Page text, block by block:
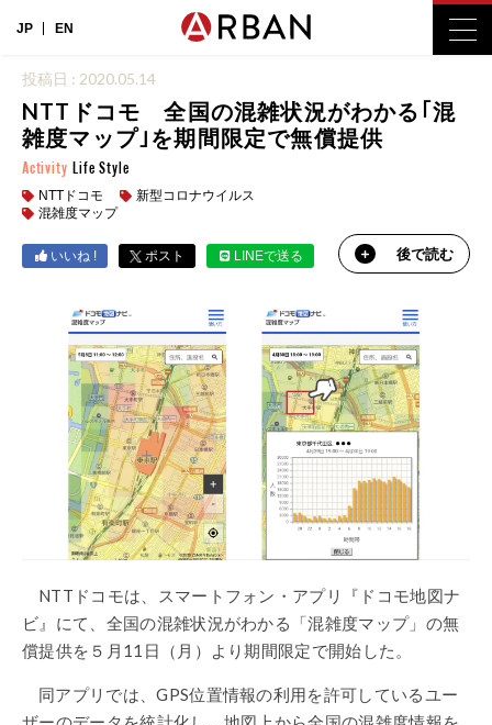
JP EN
投稿日 : 2020.05.14
NTTドコモ 全国の混雑状況がわかる｢混
雑度マップ｣を期間限定で無償提供
Activity Life Style
NTTドコモ
新型コロナウイルス
混雑度マップ
いいね ! ポスト LINEで送る 後で読む
NTTドコモは、スマートフォン・アプリ『ドコモ地図ナ
ビ』にて、全国の混雑状況がわかる「混雑度マップ」の無
償提供を５月11日（月）より期間限定で開始した。
同アプリでは、GPS位置情報の利用を許可しているユー